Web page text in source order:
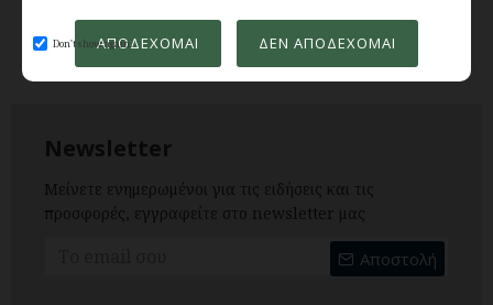
ΑΠΟΔΈΧΟΜΑΙ ΔΕΝ ΑΠΟΔΈΧΟΜΑΙ
Don't show again.
Newsletter
Μείνετε ενημερωμένοι για τις ειδήσεις και τις
προσφορές, εγγραφείτε στο newsletter μας
Αποστολή